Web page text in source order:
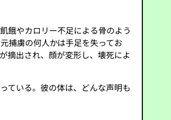
餓やカロリー不足による骨のよう
捕虜の何人かは手足を失ってお
摘出され、顔が変形し、壊死によ
ている。彼の体は、どんな声明も